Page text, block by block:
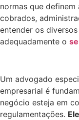
normas que
cobrados,
entender os
adequadamente o
Um advogado
empresarial é
negócio esteja em
regulamentações.